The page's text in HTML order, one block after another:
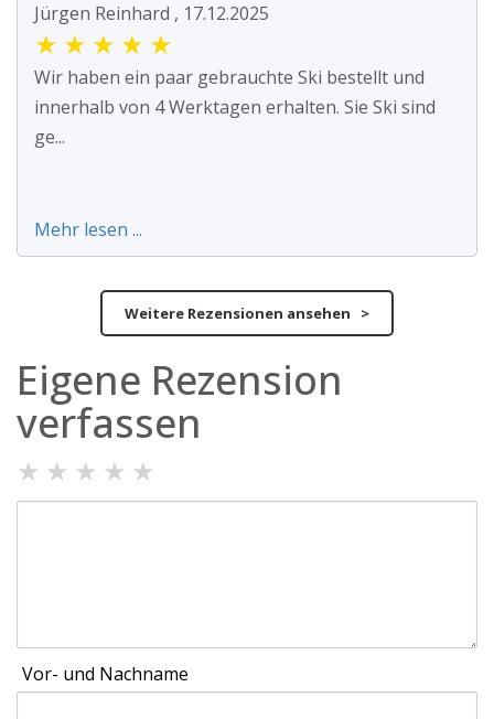
Jürgen Reinhard , 17.12.2025
★ ★ ★ ★ ★
Wir haben ein paar gebrauchte Ski bestellt und
innerhalb von 4 Werktagen erhalten. Sie Ski sind
ge...
Mehr lesen ...
Weitere Rezensionen ansehen >
Eigene Rezension
verfassen
★ ★ ★ ★ ★
Vor- und Nachname